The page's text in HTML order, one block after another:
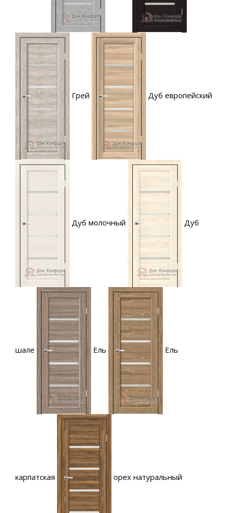
Грей Дуб европейский
Дуб молочный Дуб
шале Ель Ель
карпатская орех натуральный